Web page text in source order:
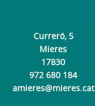
Curreró, 5
Mieres
17830
972 680 184
amieres@mieres.cat